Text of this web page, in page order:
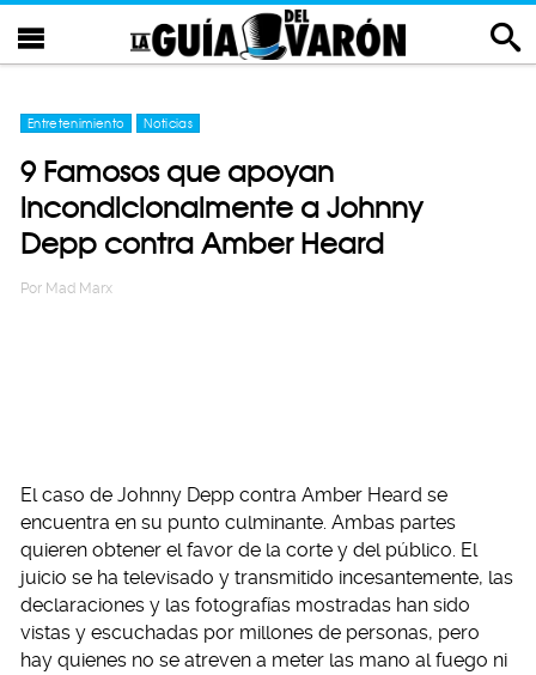
Entretenimiento Noticias
9 Famosos que apoyan
incondicionalmente a Johnny
Depp contra Amber Heard
Por Mad Marx
El caso de Johnny Depp contra Amber Heard se
encuentra en su punto culminante. Ambas partes
quieren obtener el favor de la corte y del público. El
juicio se ha televisado y transmitido incesantemente, las
declaraciones y las fotografías mostradas han sido
vistas y escuchadas por millones de personas, pero
hay quienes no se atreven a meter las mano al fuego ni